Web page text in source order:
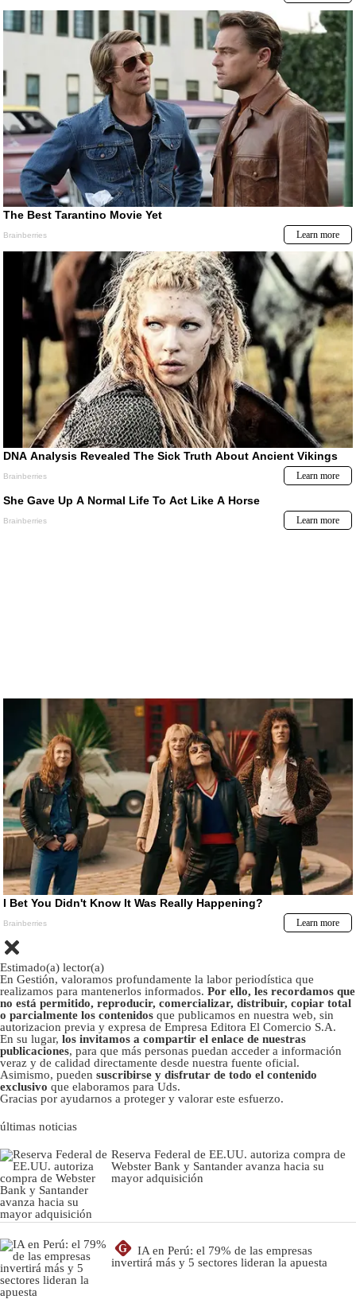
Estimado(a) lector(a)
En Gestión, valoramos profundamente la labor periodística que
realizamos para mantenerlos informados. Por ello, les recordamos que
no está permitido, reproducir, comercializar, distribuir, copiar total
o parcialmente los contenidos que publicamos en nuestra web, sin
autorizacion previa y expresa de Empresa Editora El Comercio S.A.
En su lugar, los invitamos a compartir el enlace de nuestras
publicaciones, para que más personas puedan acceder a información
veraz y de calidad directamente desde nuestra fuente oficial.
Asimismo, pueden suscribirse y disfrutar de todo el contenido
exclusivo que elaboramos para Uds.
Gracias por ayudarnos a proteger y valorar este esfuerzo.
últimas noticias
Reserva Federal de EE.UU. autoriza compra de
Webster Bank y Santander avanza hacia su
mayor adquisición
G
IA en Perú: el 79% de las empresas
invertirá más y 5 sectores lideran la apuesta